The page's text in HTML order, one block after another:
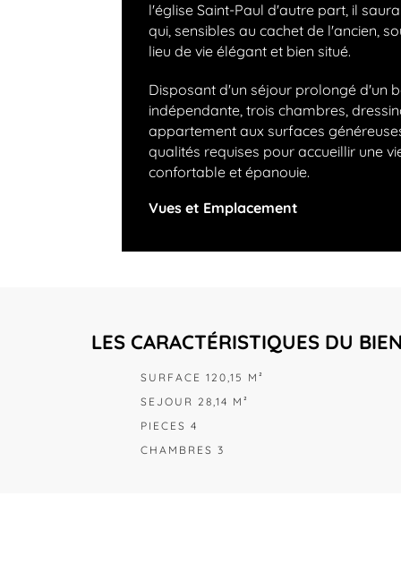
l'église Saint-Paul d'autre part, il
qui, sensibles au cachet de l'ancien,
lieu de vie élégant et bien situé.
Disposant d'un séjour prolongé d'un
indépendante, trois chambres,
appartement aux surfaces
qualités requises pour accueillir une
confortable et épanouie.
Vues et Emplacement
LES CARACTÉRISTIQUES DU
SURFACE 120,15 M²
SEJOUR 28,14 M²
PIECES 4
CHAMBRES 3